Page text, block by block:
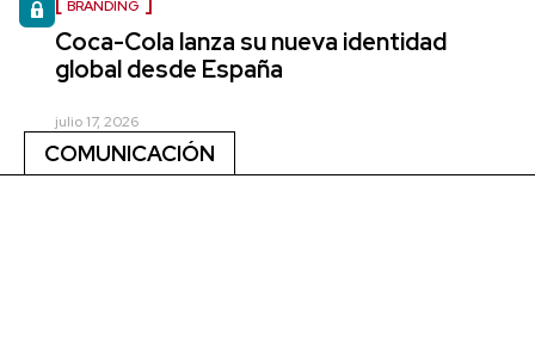
BRANDING
Coca-Cola lanza su nueva identidad
global desde España
julio 17, 2026
COMUNICACIÓN